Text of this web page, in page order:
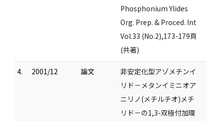
Phosphonium Ylides
Org. Prep. & Proced. Int
Vol.33 (No.2),173-179頁
(共著)
4. 2001/12 論文
非安定化型アゾメチンイ
リド－メタンイミニオア
ニリノ(メチルチオ)メチ
リド－の1,3-双極付加環